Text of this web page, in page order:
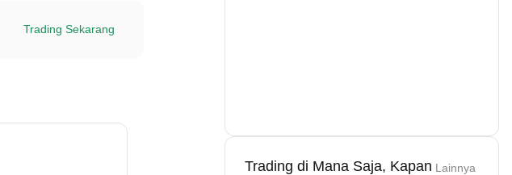
Trading Sekarang
Trading di Mana Saja, Kapan Lainnya